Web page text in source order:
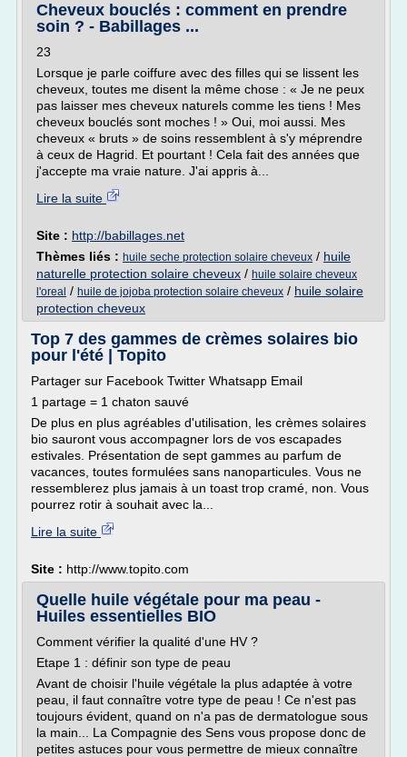
Cheveux bouclés : comment en prendre
soin ? - Babillages ...
23
Lorsque je parle coiffure avec des filles qui se lissent les
cheveux, toutes me disent la même chose : « Je ne peux
pas laisser mes cheveux naturels comme les tiens ! Mes
cheveux bouclés sont moches ! » Oui, moi aussi. Mes
cheveux « bruts » de soins ressemblent à s'y méprendre
à ceux de Hagrid. Et pourtant ! Cela fait des années que
j'accepte ma vraie nature. J'ai appris à...
Lire la suite
Site : http://babillages.net
Thèmes liés : huile seche protection solaire cheveux / huile
naturelle protection solaire cheveux / huile solaire cheveux
l'oreal / huile de jojoba protection solaire cheveux / huile solaire
protection cheveux
Top 7 des gammes de crèmes solaires bio
pour l'été | Topito
Partager sur Facebook Twitter Whatsapp Email
1 partage = 1 chaton sauvé
De plus en plus agréables d'utilisation, les crèmes solaires
bio sauront vous accompagner lors de vos escapades
estivales. Présentation de sept gammes au parfum de
vacances, toutes formulées sans nanoparticules. Vous ne
ressemblerez plus jamais à un toast trop cramé, non. Vous
pourrez rotir à souhait avec la...
Lire la suite
Site : http://www.topito.com
Quelle huile végétale pour ma peau -
Huiles essentielles BIO
Comment vérifier la qualité d'une HV ?
Etape 1 : définir son type de peau
Avant de choisir l'huile végétale la plus adaptée à votre
peau, il faut connaître votre type de peau ! Ce n'est pas
toujours évident, quand on n'a pas de dermatologue sous
la main... La Compagnie des Sens vous propose donc de
petites astuces pour vous permettre de mieux connaître